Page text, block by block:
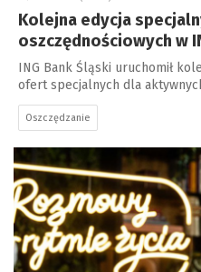
Kolejna edycja
oszczędnościowych w
ING Bank Śląski uruchomił
ofert specjalnych dla
Oszczędzanie
a